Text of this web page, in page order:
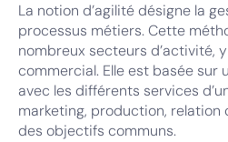
La notion d’agilité désigne la
processus métiers. Cette
nombreux secteurs d’activité,
commercial. Elle est basée sur
avec les différents services
marketing, production,
des objectifs communs.